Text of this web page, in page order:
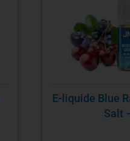
E-liquide Blue
Salt